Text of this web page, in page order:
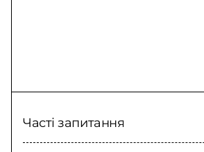
Часті запитання